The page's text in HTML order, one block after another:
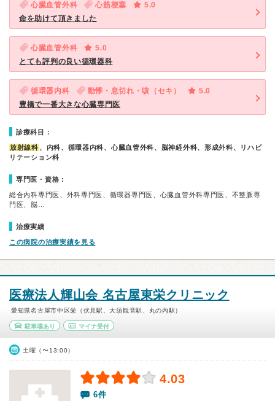
心臓血管外科 心筋梗塞
5.0
命を助けて頂きました
心臓血管外科
5.0
とても評判の良い循環器科
循環器内科 動悸・息切れ・咳（セキ）
5.0
豊橋で一番大きな心臓専門医
診療科目：
放射線科 、内科、循環器内科、心臓血管外科、脳神経外科、形成外科、リハビ
リテーション科
専門医・資格：
総合内科専門医、外科専門医、循環器専門医、心臓血管外科専門医、不整脈専
門医、脳…
治療実績
この病院の治療実績を見る
医療法人輝山会 名古屋東栄クリニック
愛知県名古屋市中区栄（伏見駅、大須観音駅、丸の内駅）
駐車場あり マイナ受付
土曜（〜13:00）
4.03
6件